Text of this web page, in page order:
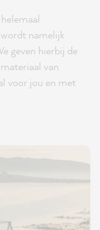
namelijk
geven hierbij de
van
voor jou en met